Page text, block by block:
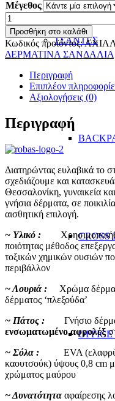
ΤΣΑΝΤΕΣ
Μέγεθος
Δερμάτινα
Σανδάλια
ΑΧΙΛΛΕΑΣ
ποσότητα
Προσθήκη στο καλάθι
Κωδικός προϊόντος:
ΔΕΡΜΑΤΙΝΑ ΣΑΝΔΑΛΙΑ
Περιγραφή
Επιπλέον
Αξιολογήσεις (0)
Περιγραφή
Διατηρώντας ευλαβικά το
σχεδιάζουμε και
Θεσσαλονίκη, γυναικεία
γνήσια δέρματα, σε
αισθητική επιλογή.
~ Υλικό :
ποιότητας μέθοδος
τοξικών χημικών ουσιών
περιβάλλον
~ Λουριά :
Χρώμα
δέρματος ‘πλεξούδα’
~ Πάτος :
Γνήσιο
ενσωματωμένο αφρολέξ
~ Σόλα :
EVA
καουτσούκ) ύψους 0,8 cm
χρώματος μαύρου
~ Δυνατότητα αφαίρεσης